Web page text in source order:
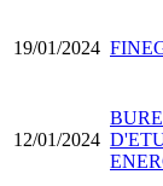
19/01/2024
12/01/2024